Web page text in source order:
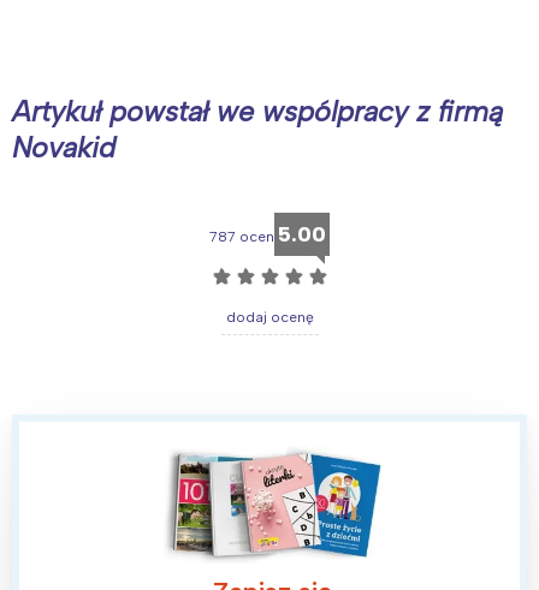
Artykuł powstał we wspólpracy z firmą
Novakid
787 ocen 5.00
☆ ☆ ☆ ☆ ☆
dodaj ocenę